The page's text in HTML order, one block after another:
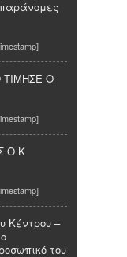
Ο
Ο Κ
Κέντρου –
του